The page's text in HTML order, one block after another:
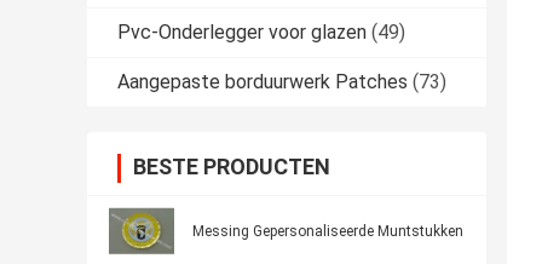
Pvc-Onderlegger voor glazen (49)
Aangepaste borduurwerk Patches (73)
BESTE PRODUCTEN
Messing Gepersonaliseerde Muntstukken